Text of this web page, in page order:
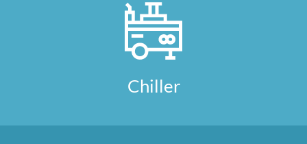
Chiller